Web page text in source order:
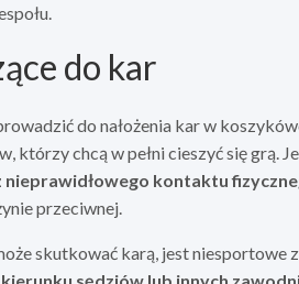
do kar
do nałożenia kar w
chcą w pełni cieszyć się grą.
kontaktu
przeciwnej.
skutkować karą, jest niesportowe